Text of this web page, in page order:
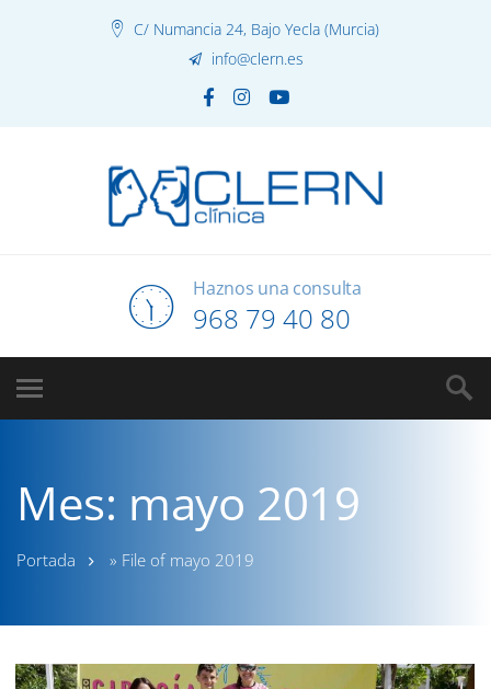
C/ Numancia 24, Bajo Yecla (Murcia)
info@clern.es
Haznos una consulta
968 79 40 80
Mes: mayo 2019
Portada » File of mayo 2019